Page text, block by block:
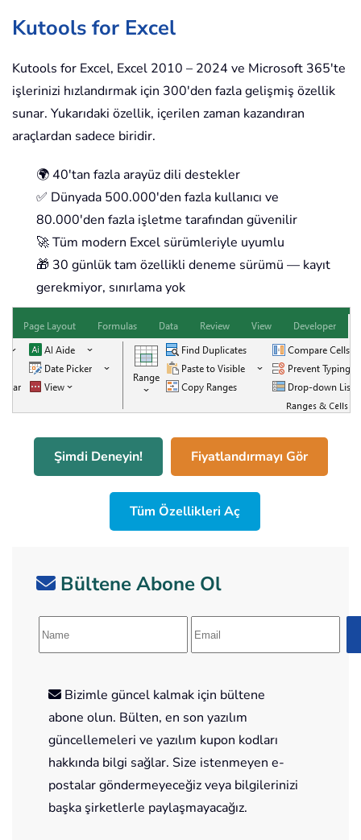
Kutools for Excel
Kutools for Excel, Excel 2010 – 2024 ve Microsoft 365'te
işlerinizi hızlandırmak için 300'den fazla gelişmiş özellik
sunar. Yukarıdaki özellik, içerilen zaman kazandıran
araçlardan sadece biridir.
🌍 40'tan fazla arayüz dili destekler
✅ Dünyada 500.000'den fazla kullanıcı ve
80.000'den fazla işletme tarafından güvenilir
🚀 Tüm modern Excel sürümleriyle uyumlu
🎁 30 günlük tam özellikli deneme sürümü — kayıt
gerekmiyor, sınırlama yok
Şimdi Deneyin! Fiyatlandırmayı Gör
Tüm Özellikleri Aç
Bültene Abone Ol
Bizimle güncel kalmak için bültene
abone olun. Bülten, en son yazılım
güncellemeleri ve yazılım kupon kodları
hakkında bilgi sağlar. Size istenmeyen e-
postalar göndermeyeceğiz veya bilgilerinizi
başka şirketlerle paylaşmayacağız.